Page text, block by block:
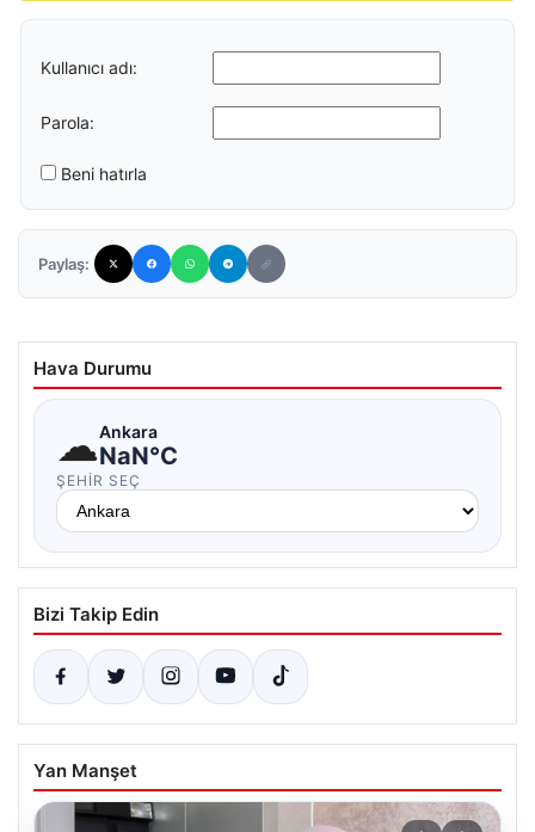
Kullanıcı adı:
Parola:
Beni hatırla
Paylaş:
Hava Durumu
☁Ankara
NaN°C
ŞEHIR SEÇ
Bizi Takip Edin
Yan Manşet